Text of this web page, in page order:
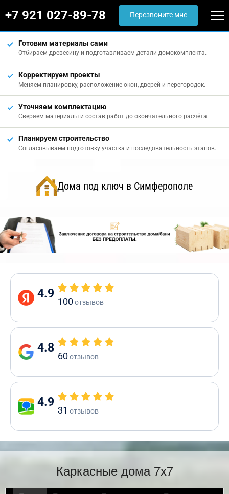
+7 921 027-89-78 Перезвоните мне
Готовим материалы сами
Отбираем древесину и подготавливаем детали домокомплекта.
Корректируем проекты
Меняем планировку, расположение окон, дверей и перегородок.
Уточняем комплектацию
Сверяем материалы и состав работ до окончательного расчёта.
Планируем строительство
Согласовываем подготовку участка и последовательность этапов.
Дома под ключ в Симферополе
4.9
100отзывов
4.8
60отзывов
4.9
31 отзывов
Каркасные дома 7х7